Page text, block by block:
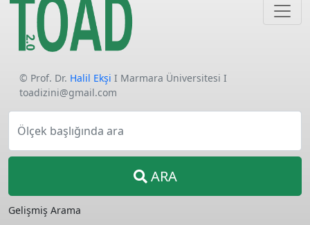
© Prof. Dr. Halil Ekşi I Marmara Üniversitesi I
toadizini@gmail.com
Ölçek başlığında ara
ARA
Gelişmiş Arama